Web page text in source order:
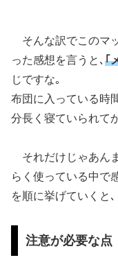
そんな訳でこのマ
った感想を言うと､ ｢
じですな｡
布団に入っている時
分長く寝ていられて
それだけじゃあん
らく使っている中で
を順に挙げていくと､
注意が必要な点